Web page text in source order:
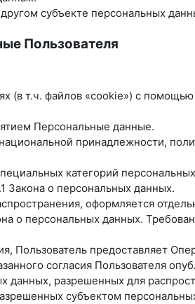
субъекте персональных
Пользователя
(в т.ч. файлов «cookie») с
Персональные данные.
принадлежности,
категорий
Закона о персональных данных.
оформляется
о персональных данных.
Пользователь предоставляет
согласия Пользователя
данных, разрешенных для
субъектом